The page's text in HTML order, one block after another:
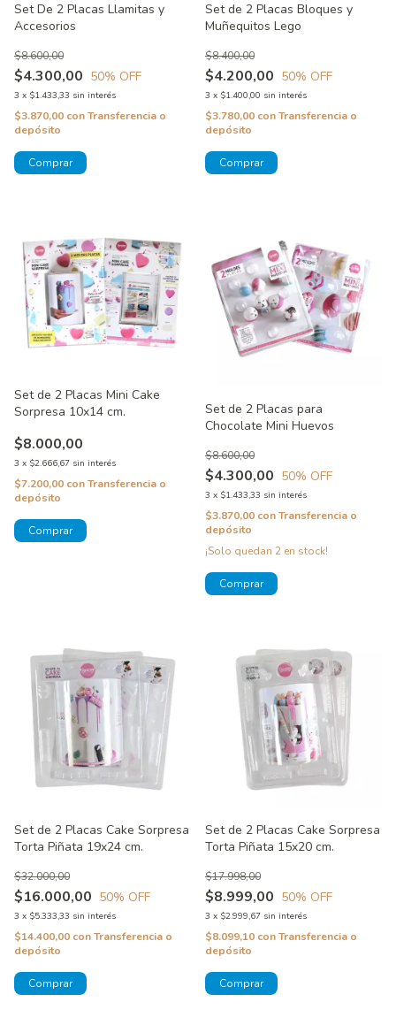
Set De 2 Placas Llamitas y
Accesorios
$4.300,00
$8.600,00
50% OFF
3 x $1.433,33 sin interés
$3.870,00 conTransferencia o
depósito
Set de 2 Placas Bloques y
Muñequitos Lego
$4.200,00
$8.400,00
50% OFF
3 x $1.400,00 sin interés
$3.780,00 conTransferencia o
depósito
Set de 2 Placas Mini Cake
Sorpresa 10x14 cm.
$8.000,00
3 x $2.666,67 sin interés
$7.200,00 conTransferencia o
depósito
Set de 2 Placas para
Chocolate Mini Huevos
$4.300,00
$8.600,00
50% OFF
3 x $1.433,33 sin interés
$3.870,00 conTransferencia o
depósito
¡Solo quedan 2 en stock!
Set de 2 Placas Cake Sorpresa
Torta Piñata 19x24 cm.
$16.000,00
$32.000,00
50% OFF
3 x $5.333,33 sin interés
$14.400,00 conTransferencia o
depósito
Set de 2 Placas Cake Sorpresa
Torta Piñata 15x20 cm.
$8.999,00
$17.998,00
50% OFF
3 x $2.999,67 sin interés
$8.099,10 conTransferencia o
depósito